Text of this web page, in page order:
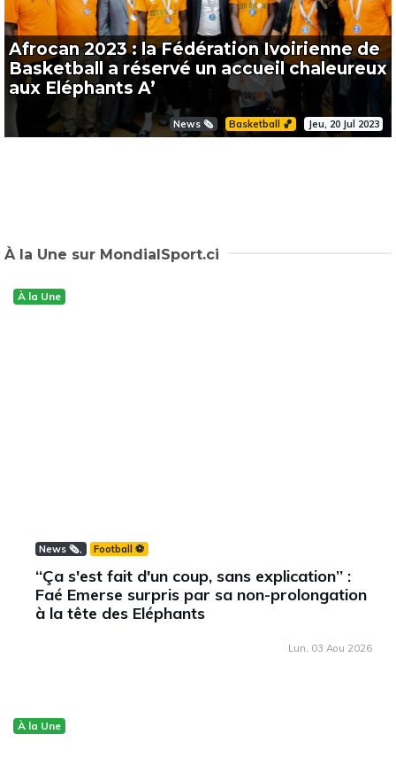
Afrocan 2023 : la Fédération Ivoirienne de
Basketball a réservé un accueil chaleureux
aux Eléphants A’
News 🗞️ Basketball 🏀 Jeu, 20 Jul 2023
À la Une sur MondialSport.ci
À la Une
News 🗞️ Football ⚽️
‘‘Ça s'est fait d'un coup, sans explication’’ :
Faé Emerse surpris par sa non-prolongation
à la tête des Eléphants
Lun, 03 Aou 2026
À la Une